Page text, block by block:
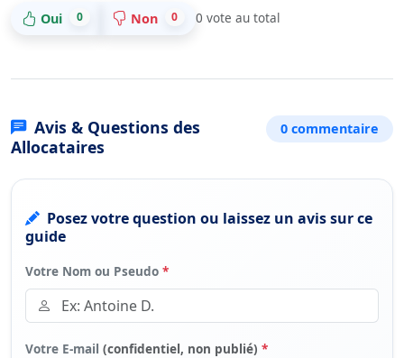
Oui 0 Non 0 0 vote au total
Avis & Questions des
Allocataires
0 commentaire
Posez votre question ou laissez un avis sur ce
guide
Votre Nom ou Pseudo *
Votre E-mail (confidentiel, non publié) *